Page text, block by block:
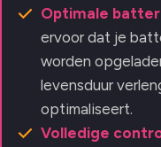
Optimale
ervoor dat je
worden
levensduur
optimaliseert.
Volledige